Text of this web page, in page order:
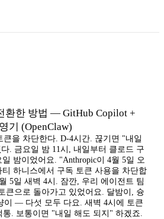
환한 방법 — GitHub Copilot +
기 (OpenClaw)
큰을 차단한다. D-4시간. 끊기면 "내일
. 금요일 밤 11시, 내일부터 클로드 구
밤이었어요. "Anthropic이 4월 5일 오
티 하니스에서 구독 토큰 사용을 차단합
5일 새벽 4시. 잠깐, 우리 에이전트 팀
큰으로 돌아가고 있었어요. 달밤이, 슝
이 — 다섯 모두 다요. 새벽 4시에 토큰
통. 보통이면 "내일 해도 되지" 하겠죠.